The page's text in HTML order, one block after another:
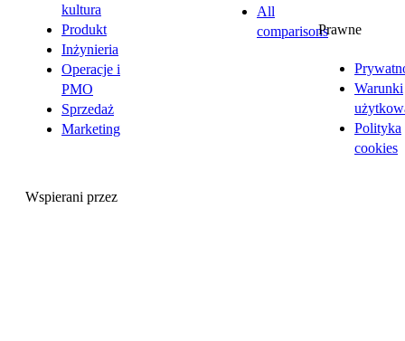
kultura
Produkt
Inżynieria
Operacje i
PMO
Sprzedaż
Marketing
All
comparisonsPrawne
Warunki
Polityka
cookies
Wspierani przez